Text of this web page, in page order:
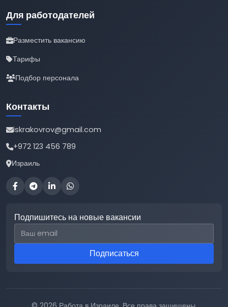
Для работодателей
Разместить вакансию
Тарифы
Подбор персонала
Контакты
iskrakovrov@gmail.com
+972 123 456 789
Израиль
Подпишитесь на новые вакансии
Email для подписки
Подписаться